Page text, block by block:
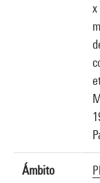
x
Ámbito